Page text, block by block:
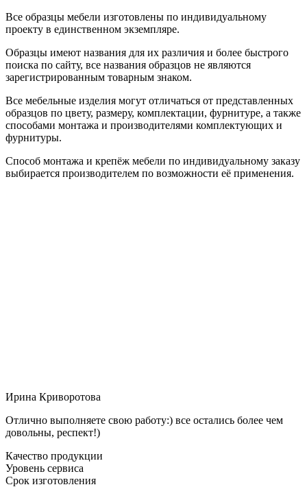
Все образцы мебели изготовлены по индивидуальному
проекту в единственном экземпляре.
Образцы имеют названия для их различия и более быстрого
поиска по сайту, все названия образцов не являются
зарегистрированным товарным знаком.
Все мебельные изделия могут отличаться от представленных
образцов по цвету, размеру, комплектации, фурнитуре, а также
способами монтажа и производителями комплектующих и
фурнитуры.
Способ монтажа и крепёж мебели по индивидуальному заказу
выбирается производителем по возможности её применения.
Ирина Криворотова
Отлично выполняете свою работу:) все остались более чем
довольны, респект!)
Качество продукции
Уровень сервиса
Срок изготовления